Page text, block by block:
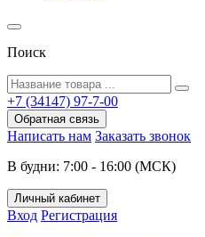
Поиск
+7 (34147) 97-7-00
Обратная связь
Написать нам Заказать звонок
В будни: 7:00 - 16:00 (МСК)
Личный кабинет
Вход Регистрация